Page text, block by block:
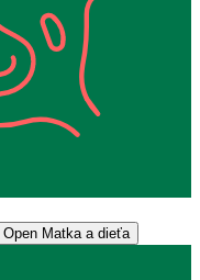
Open Matka a dieťa